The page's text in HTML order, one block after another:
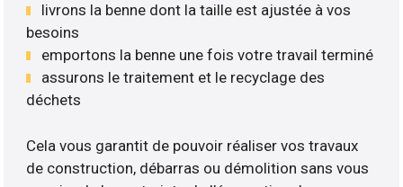
livrons la benne dont la taille est ajustée à vos
besoins
emportons la benne une fois votre travail terminé
assurons le traitement et le recyclage des
déchets
Cela vous garantit de pouvoir réaliser vos travaux
de construction, débarras ou démolition sans vous